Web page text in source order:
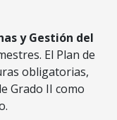
y Gestión del
El Plan de
obligatorias,
Grado II como